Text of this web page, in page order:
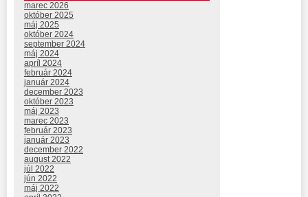
marec 2026
október 2025
máj 2025
október 2024
september 2024
máj 2024
apríl 2024
február 2024
január 2024
december 2023
október 2023
máj 2023
marec 2023
február 2023
január 2023
december 2022
august 2022
júl 2022
jún 2022
máj 2022